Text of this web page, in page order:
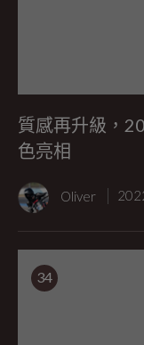
質感再升級，
色亮相
Oliver
34